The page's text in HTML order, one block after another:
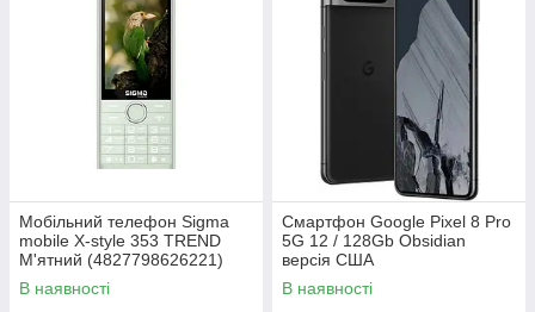
Мобільний телефон Sigma
mobile X-style 353 TREND
М'ятний (4827798626221)
В наявності
Смартфон Google Pixel 8 Pro
5G 12 / 128Gb Obsidian
версія США
В наявності